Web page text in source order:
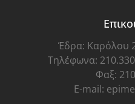
Έδρα: Καρόλου
Τηλέφωνα:
Φαξ:
E-mail: